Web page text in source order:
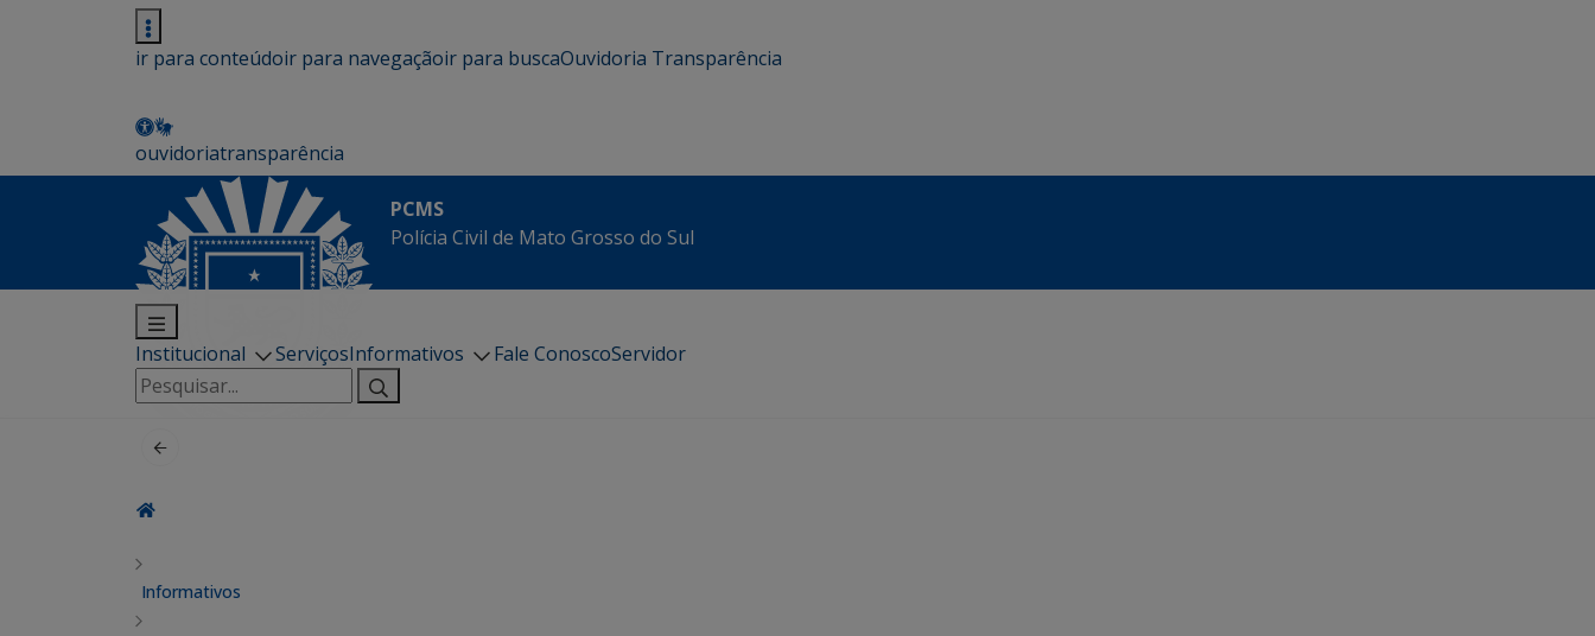
ir para conteúdoir para navegaçãoir para buscaOuvidoria Transparência
ouvidoriatransparência
PCMS
Polícia Civil de Mato Grosso do Sul
Institucional ServiçosInformativos Fale ConoscoServidor
Pesquisar
por:
Informativos